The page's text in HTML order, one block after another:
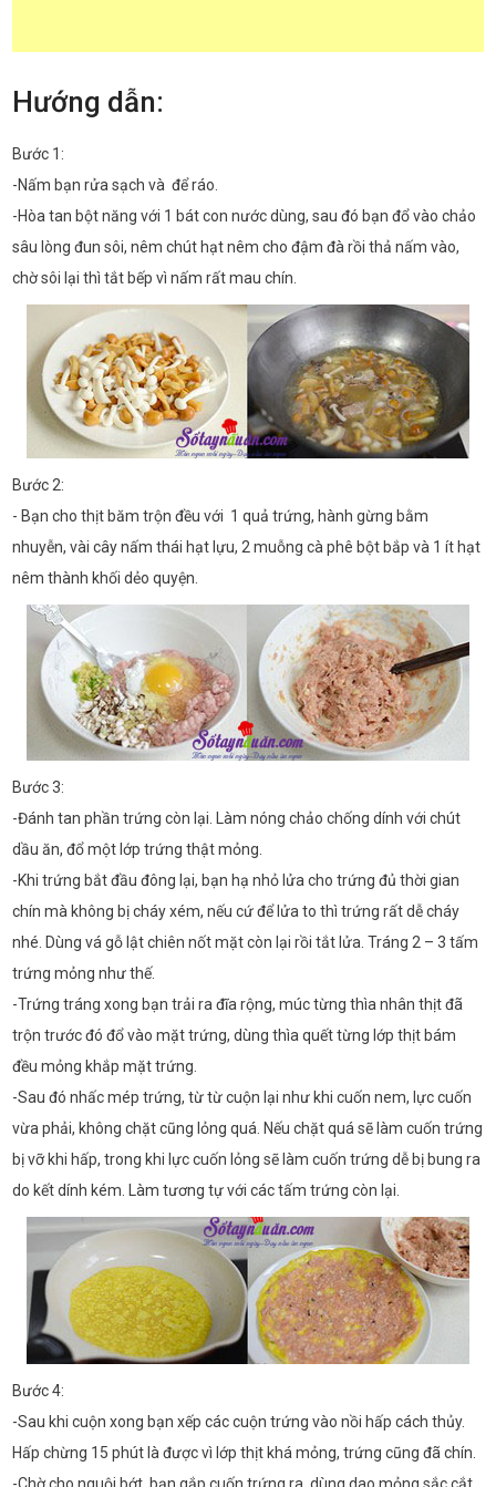
Hướng dẫn:
Bước 1:
-Nấm bạn rửa sạch và để ráo.
-Hòa tan bột năng với 1 bát con nước dùng, sau đó bạn đổ vào chảo
sâu lòng đun sôi, nêm chút hạt nêm cho đậm đà rồi thả nấm vào,
chờ sôi lại thì tắt bếp vì nấm rất mau chín.
Bước 2:
- Bạn cho thịt băm trộn đều với 1 quả trứng, hành gừng bằm
nhuyễn, vài cây nấm thái hạt lựu, 2 muỗng cà phê bột bắp và 1 ít hạt
nêm thành khối dẻo quyện.
Bước 3:
-Đánh tan phần trứng còn lại. Làm nóng chảo chống dính với chút
dầu ăn, đổ một lớp trứng thật mỏng.
-Khi trứng bắt đầu đông lại, bạn hạ nhỏ lửa cho trứng đủ thời gian
chín mà không bị cháy xém, nếu cứ để lửa to thì trứng rất dễ cháy
nhé. Dùng vá gỗ lật chiên nốt mặt còn lại rồi tắt lửa. Tráng 2 – 3 tấm
trứng mỏng như thế.
-Trứng tráng xong bạn trải ra đĩa rộng, múc từng thìa nhân thịt đã
trộn trước đó đổ vào mặt trứng, dùng thìa quết từng lớp thịt bám
đều mỏng khắp mặt trứng.
-Sau đó nhấc mép trứng, từ từ cuộn lại như khi cuốn nem, lực cuốn
vừa phải, không chặt cũng lỏng quá. Nếu chặt quá sẽ làm cuốn trứng
bị vỡ khi hấp, trong khi lực cuốn lỏng sẽ làm cuốn trứng dễ bị bung ra
do kết dính kém. Làm tương tự với các tấm trứng còn lại.
Bước 4:
-Sau khi cuộn xong bạn xếp các cuộn trứng vào nồi hấp cách thủy.
Hấp chừng 15 phút là được vì lớp thịt khá mỏng, trứng cũng đã chín.